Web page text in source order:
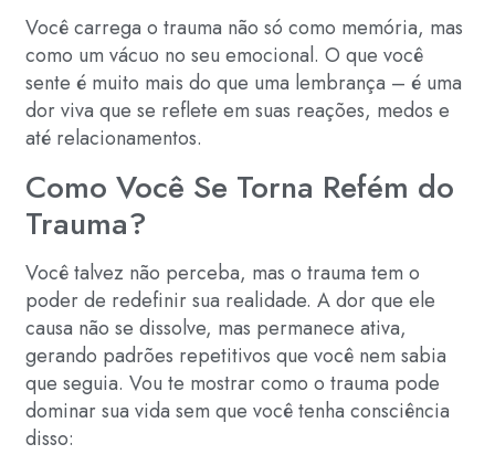
Você carrega o trauma não só como memória, mas
como um vácuo no seu emocional. O que você
sente é muito mais do que uma lembrança – é uma
dor viva que se reflete em suas reações, medos e
até relacionamentos.
Como Você Se Torna Refém do
Trauma?
Você talvez não perceba, mas o trauma tem o
poder de redefinir sua realidade. A dor que ele
causa não se dissolve, mas permanece ativa,
gerando padrões repetitivos que você nem sabia
que seguia. Vou te mostrar como o trauma pode
dominar sua vida sem que você tenha consciência
disso: